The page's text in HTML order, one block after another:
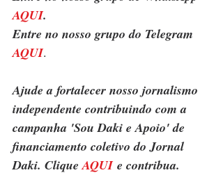
AQUI.
Entre no nosso grupo do Telegram
AQUI.
Ajude a fortalecer nosso jornalismo
independente contribuindo com a
campanha 'Sou Daki e Apoio' de
financiamento coletivo do Jornal
Daki. Clique AQUI e contribua.